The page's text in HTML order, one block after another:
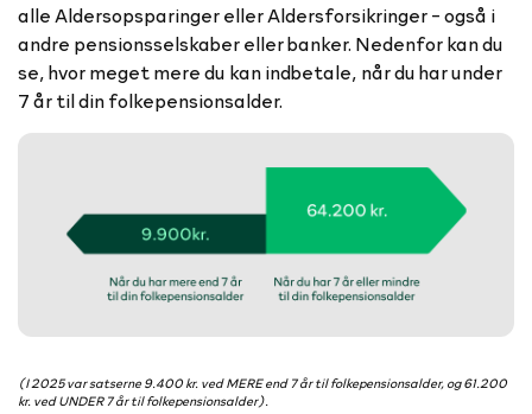
alle Aldersopsparinger eller Aldersforsikringer - også i
andre pensionsselskaber eller banker. Nedenfor kan du
se, hvor meget mere du kan indbetale, når du har under
7 år til din folkepensionsalder.
(I 2025 var satserne 9.400 kr. ved MERE end 7 år til folkepensionsalder, og 61.200
kr. ved UNDER 7 år til folkepensionsalder).